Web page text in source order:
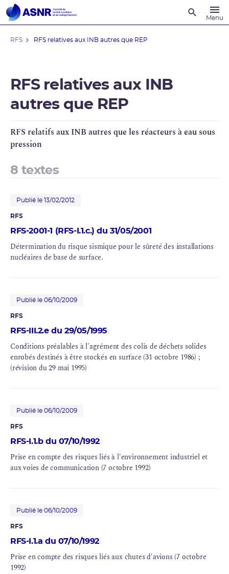
Menu
RFS RFS relatives aux INB autres que REP
RFS relatives aux INB
autres que REP
RFS relatifs aux INBautres que les réacteurs à eau sous
pression
8 textes
Publié le 13/02/2012
RFS
RFS-2001-1 (RFS-I.1.c.) du 31/05/2001
Détermination du risque sismique pour le sûreté des installations
nucléaires de base de surface.
Publié le 06/10/2009
RFS
RFS-III.2.e du 29/05/1995
Conditions préalables à l'agrément des colis de déchets solides
enrobés destinés à être stockés en surface (31 octobre 1986) ;
(révision du 29 mai 1995)
Publié le 06/10/2009
RFS
RFS-I.1.b du 07/10/1992
Prise en compte des risques liés à l'environnement industriel et
aux voies de communication (7 octobre 1992)
Publié le 06/10/2009
RFS
RFS-I.1.a du 07/10/1992
Prise en compte des risques liés aux chutes d'avions (7 octobre
1992)